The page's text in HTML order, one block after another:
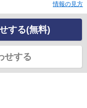
情報の見方
する(無料)
せする